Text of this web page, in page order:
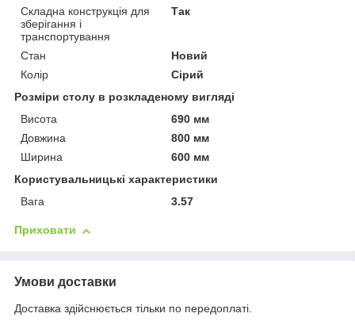
Складна конструкція для
зберігання і
транспортування
Так
Стан
Новий
Колір
Сірий
Розміри столу в розкладеному вигляді
Висота
690 мм
Довжина
800 мм
Ширина
600 мм
Користувальницькі характеристики
Вага
3.57
Приховати
Умови доставки
Доставка здійснюється тільки по передоплаті.